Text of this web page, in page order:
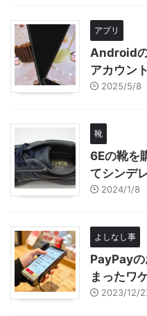
アプリ
Android
アカウン
2025/5/8
靴
6Eの靴を
てシンデ
2024/1/8
よしなし事
PayPayの
まったワ
2023/12/